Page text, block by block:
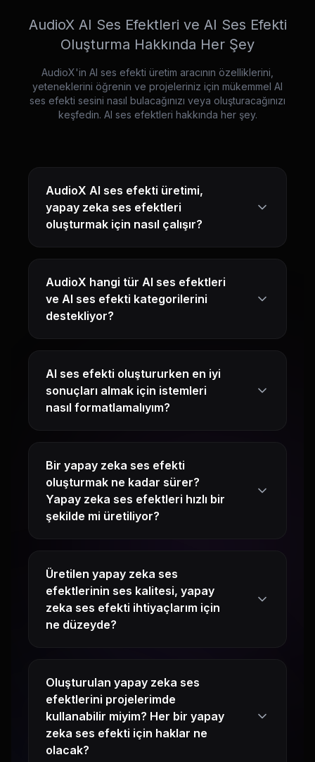
AudioX AI Ses Efektleri ve AI Ses Efekti
Oluşturma Hakkında Her Şey
AudioX'in AI ses efekti üretim aracının özelliklerini,
yeteneklerini öğrenin ve projeleriniz için mükemmel AI
ses efekti sesini nasıl bulacağınızı veya oluşturacağınızı
keşfedin. AI ses efektleri hakkında her şey.
AudioX AI ses efekti üretimi,
yapay zeka ses efektleri
oluşturmak için nasıl çalışır?
AudioX hangi tür AI ses efektleri
ve AI ses efekti kategorilerini
destekliyor?
AI ses efekti oluştururken en iyi
sonuçları almak için istemleri
nasıl formatlamalıyım?
Bir yapay zeka ses efekti
oluşturmak ne kadar sürer?
Yapay zeka ses efektleri hızlı bir
şekilde mi üretiliyor?
Üretilen yapay zeka ses
efektlerinin ses kalitesi, yapay
zeka ses efekti ihtiyaçlarım için
ne düzeyde?
Oluşturulan yapay zeka ses
efektlerini projelerimde
kullanabilir miyim? Her bir yapay
zeka ses efekti için haklar ne
olacak?